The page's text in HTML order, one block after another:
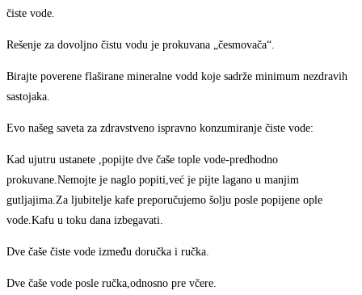
čiste vode.
Rešenje za dovoljno čistu vodu je prokuvana „česmovača“.
Birajte poverene flaširane mineralne vodd koje sadrže minimum nezdravih
sastojaka.
Evo našeg saveta za zdravstveno ispravno konzumiranje čiste vode:
Kad ujutru ustanete ,popijte dve čaše tople vode-predhodno
prokuvane.Nemojte je naglo popiti,već je pijte lagano u manjim
gutljajima.Za ljubitelje kafe preporučujemo šolju posle popijene ople
vode.Kafu u toku dana izbegavati.
Dve čaše čiste vode između doručka i ručka.
Dve čaše vode posle ručka,odnosno pre včere.